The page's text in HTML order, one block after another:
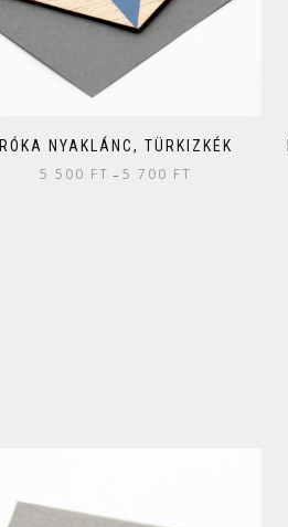
RÓKA NYAKLÁNC, TÜRKIZKÉK
5 500 FT –5 700 FT